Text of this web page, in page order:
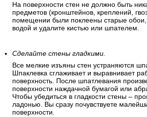
На поверхности стен не должно быть
предметов (кронштейнов, креплений,
помещении были поклеены старые обои,
водой и удалите кистью или шпателем.
Сделайте стены гладкими.
Все мелкие изъяны стен устраняются
Шпаклевка сглаживает и выравнивает
поверхность. После шпатлевания
поверхности наждачной бумагой или
Чтобы убедиться в гладкости стены –
ладонью. Вы сразу почувствуете
поверхности.